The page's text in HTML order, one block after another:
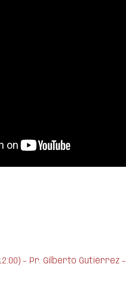
– Pr. Gilberto Gutiérrez –